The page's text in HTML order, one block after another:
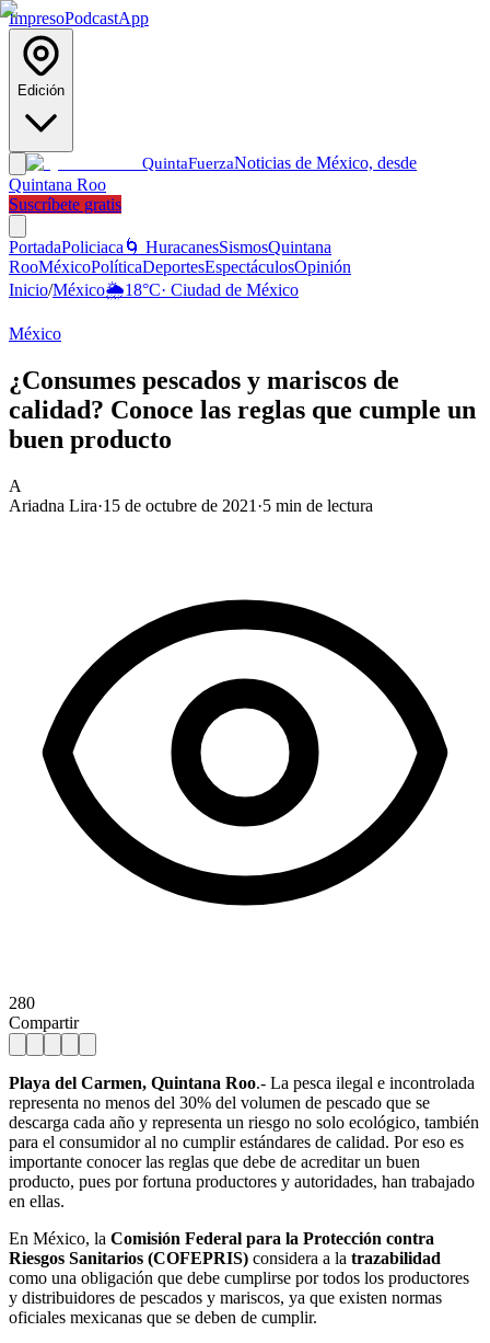
ImpresoPodcastApp
Edición
QuintaFuerzaNoticias de México, desde
Quintana Roo
Suscríbete gratis
PortadaPoliciaca 🌀 HuracanesSismosQuintana
RooMéxicoPolíticaDeportesEspectáculosOpinión
Inicio/México🌦️18°C· Ciudad de México
México
¿Consumes pescados y mariscos de
calidad? Conoce las reglas que cumple un
buen producto
A
Ariadna Lira·15 de octubre de 2021 ·5 min de lectura
280
Compartir
Playa del Carmen, Quintana Roo.- La pesca ilegal e incontrolada
representa no menos del 30% del volumen de pescado que se
descarga cada año y representa un riesgo no solo ecológico, también
para el consumidor al no cumplir estándares de calidad. Por eso es
importante conocer las reglas que debe de acreditar un buen
producto, pues por fortuna productores y autoridades, han trabajado
en ellas.
En México, la Comisión Federal para la Protección contra
Riesgos Sanitarios (COFEPRIS) considera a la trazabilidad
como una obligación que debe cumplirse por todos los productores
y distribuidores de pescados y mariscos, ya que existen normas
oficiales mexicanas que se deben de cumplir.